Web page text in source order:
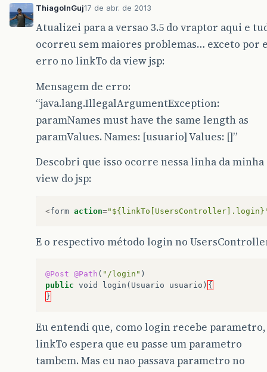
ThiagoInGuj17 de abr. de 2013
Atualizei para a versao 3.5 do vraptor aqui e
ocorreu sem maiores problemas… exceto por
erro no linkTo da view jsp:
Mensagem de erro:
“java.lang.IllegalArgumentException:
paramNames must have the same length as
paramValues. Names: [usuario] Values: []”
Descobri que isso ocorre nessa linha da minha
view do jsp:
<form action=
E o respectivo método login no
@Post @Path ( "/login" )
public void login ( Usuario usuario ) {
}
Eu entendi que, como login recebe
linkTo espera que eu passe um parametro
tambem. Mas eu nao passava parametro no